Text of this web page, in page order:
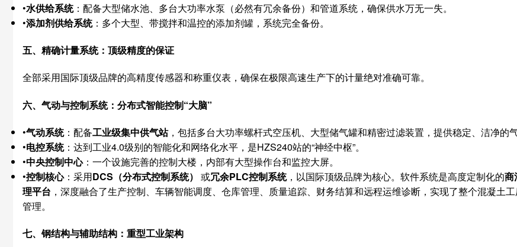
•水供给系统：配备大型储水池、多台大功率水泵（必然有冗余备份）和管道系统，确保供水万无一失。
•添加剂供给系统：多个大型、带搅拌和温控的添加剂罐，系统完全备份。
五、精确计量系统：顶级精度的保证
全部采用国际顶级品牌的高精度传感器和称重仪表，确保在极限高速生产下的计量绝对准确可靠。
六、气动与控制系统：分布式智能控制“大脑”
•气动系统：配备工业级集中供气站，包括多台大功率螺杆式空压机、大型储气罐和精密过滤装置，提供稳定、洁净的气
•电控系统：达到工业4.0级别的智能化和网络化水平，是HZS240站的“神经中枢”。
•中央控制中心：一个设施完善的控制大楼，内部有大型操作台和监控大屏。
•控制核心：采用DCS（分布式控制系统） ​ 或冗余PLC控制系统，以国际顶级品牌为核心。软件系统是高度定制化的商
理平台 ，深度融合了生产控制、车辆智能调度、仓库管理、质量追踪、财务结算和远程运维诊断，实现了整个混凝土工
管理。
七、钢结构与辅助结构：重型工业架构